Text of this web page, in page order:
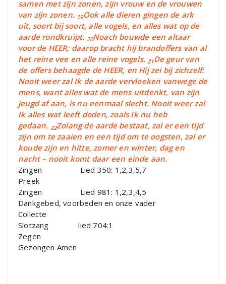
samen met zijn zonen, zijn vrouw en de vrouwen
van zijn zonen. 19Ook alle dieren gingen de ark
uit, soort bij soort, alle vogels, en alles wat op de
aarde rondkruipt. 20Noach bouwde een altaar
voor de HEER; daarop bracht hij brandoffers van al
het reine vee en alle reine vogels. 21De geur van
de offers behaagde de HEER, en Hij zei bij zichzelf:
Nooit weer zal Ik de aarde vervloeken vanwege de
mens, want alles wat de mens uitdenkt, van zijn
jeugd af aan, is nu eenmaal slecht. Nooit weer zal
Ik alles wat leeft doden, zoals Ik nu heb
gedaan. 22Zolang de aarde bestaat, zal er een tijd
zijn om te zaaien en een tijd om te oogsten, zal er
koude zijn en hitte, zomer en winter, dag en
nacht – nooit komt daar een einde aan.
Zingen Lied 350: 1,2,3,5,7
Preek
Zingen Lied 981: 1,2,3,4,5
Dankgebed, voorbeden en onze vader
Collecte
Slotzang lied 704:1
Zegen
Gezongen Amen